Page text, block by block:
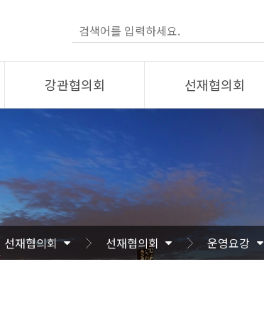
강관협의회
회원사
협의회 소개
공지/자료
기술자문
사진/영상
선재협의회
선재협의회
알림/자료
사진/영상
선재협의회 선재협의회 운영요강